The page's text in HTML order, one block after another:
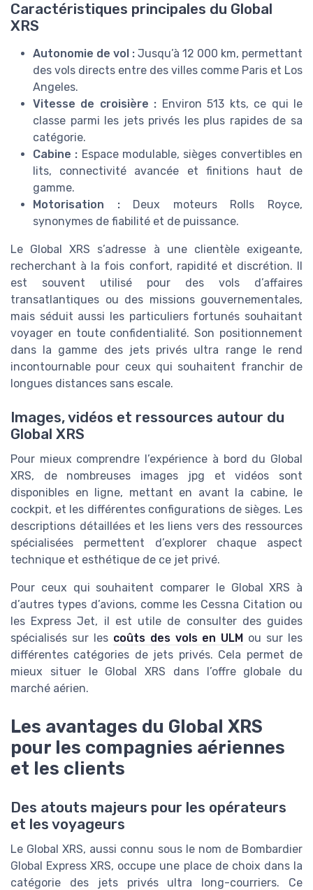
Caractéristiques principales du Global
XRS
Autonomie de vol : Jusqu’à 12 000 km, permettant
des vols directs entre des villes comme Paris et Los
Angeles.
Vitesse de croisière : Environ 513 kts, ce qui le
classe parmi les jets privés les plus rapides de sa
catégorie.
Cabine : Espace modulable, sièges convertibles en
lits, connectivité avancée et finitions haut de
gamme.
Motorisation :Deux moteurs Rolls Royce,
synonymes de fiabilité et de puissance.
Le Global XRS s’adresse à une clientèle exigeante,
recherchant à la fois confort, rapidité et discrétion. Il
est souvent utilisé pour des vols d’affaires
transatlantiques ou des missions gouvernementales,
mais séduit aussi les particuliers fortunés souhaitant
voyager en toute confidentialité. Son positionnement
dans la gamme des jets privés ultra range le rend
incontournable pour ceux qui souhaitent franchir de
longues distances sans escale.
Images, vidéos et ressources autour du
Global XRS
Pour mieux comprendre l’expérience à bord du Global
XRS, de nombreuses images jpg et vidéos sont
disponibles en ligne, mettant en avant la cabine, le
cockpit, et les différentes configurations de sièges. Les
descriptions détaillées et les liens vers des ressources
spécialisées permettent d’explorer chaque aspect
technique et esthétique de ce jet privé.
Pour ceux qui souhaitent comparer le Global XRS à
d’autres types d’avions, comme les Cessna Citation ou
les Express Jet, il est utile de consulter des guides
spécialisés sur les coûts des vols en ULM ou sur les
différentes catégories de jets privés. Cela permet de
mieux situer le Global XRS dans l’offre globale du
marché aérien.
Les avantages du Global XRS
pour les compagnies aériennes
et les clients
Des atouts majeurs pour les opérateurs
et les voyageurs
Le Global XRS, aussi connu sous le nom de Bombardier
Global Express XRS, occupe une place de choix dans la
catégorie des jets privés ultra long-courriers. Ce